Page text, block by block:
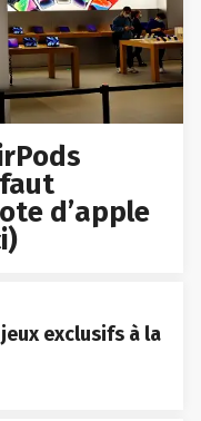
d’apple
exclusifs à la